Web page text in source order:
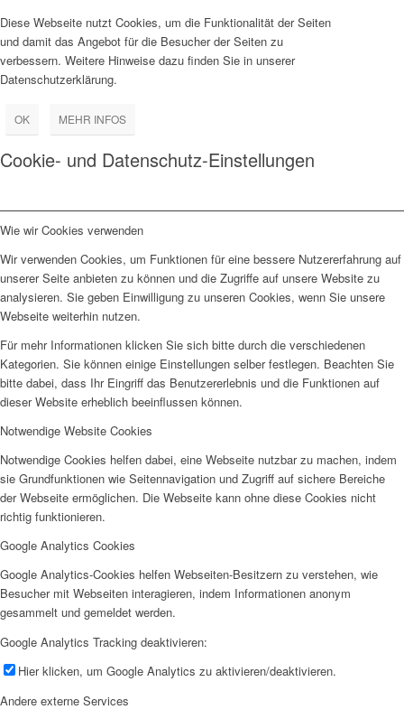
Diese Webseite nutzt Cookies, um die Funktionalität der Seiten
und damit das Angebot für die Besucher der Seiten zu
verbessern. Weitere Hinweise dazu finden Sie in unserer
Datenschutzerklärung.
OK MEHR INFOS
Cookie- und Datenschutz-Einstellungen
Wie wir Cookies verwenden
Wir verwenden Cookies, um Funktionen für eine bessere Nutzererfahrung auf
unserer Seite anbieten zu können und die Zugriffe auf unsere Website zu
analysieren. Sie geben Einwilligung zu unseren Cookies, wenn Sie unsere
Webseite weiterhin nutzen.
Für mehr Informationen klicken Sie sich bitte durch die verschiedenen
Kategorien. Sie können einige Einstellungen selber festlegen. Beachten Sie
bitte dabei, dass Ihr Eingriff das Benutzererlebnis und die Funktionen auf
dieser Website erheblich beeinflussen können.
Notwendige Website Cookies
Notwendige Cookies helfen dabei, eine Webseite nutzbar zu machen, indem
sie Grundfunktionen wie Seitennavigation und Zugriff auf sichere Bereiche
der Webseite ermöglichen. Die Webseite kann ohne diese Cookies nicht
richtig funktionieren.
Google Analytics Cookies
Google Analytics-Cookies helfen Webseiten-Besitzern zu verstehen, wie
Besucher mit Webseiten interagieren, indem Informationen anonym
gesammelt und gemeldet werden.
Google Analytics Tracking deaktivieren:
Hier klicken, um Google Analytics zu aktivieren/deaktivieren.
Andere externe Services